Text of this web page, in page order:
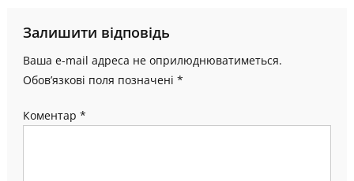
Залишити відповідь
Ваша e-mail адреса не оприлюднюватиметься.
Обов’язкові поля позначені *
Коментар *